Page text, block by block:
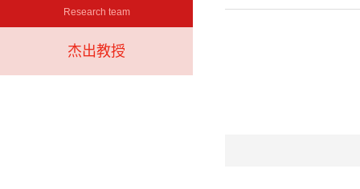
Research team
杰出教授